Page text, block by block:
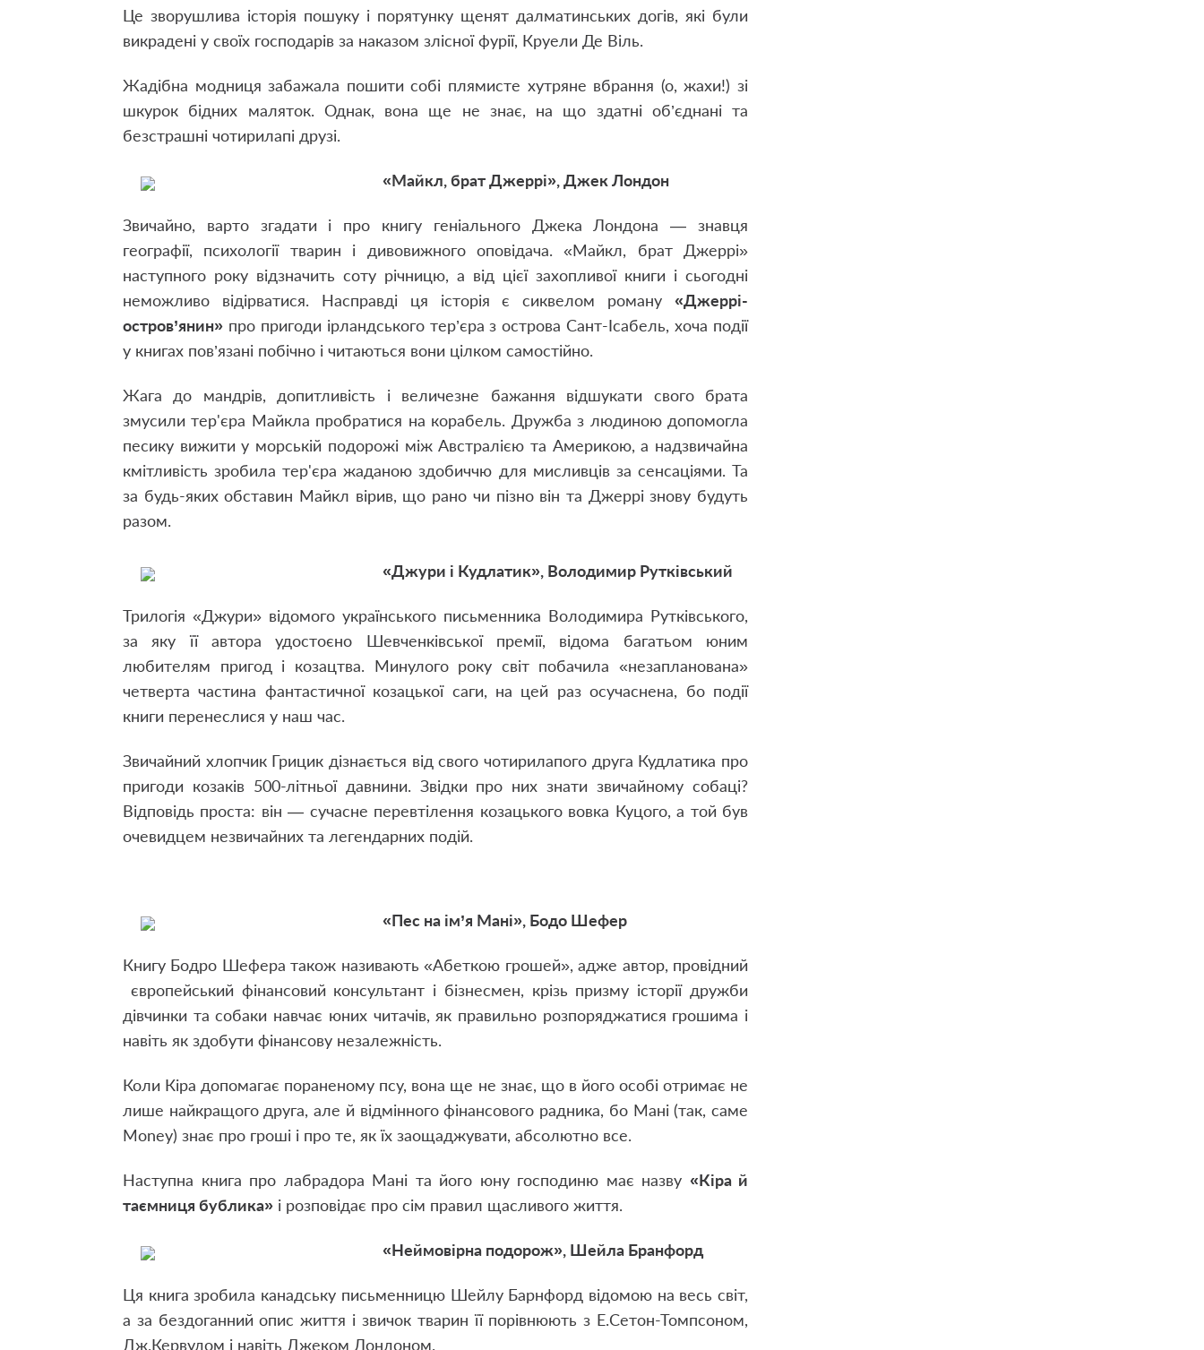
Це зворушлива історія пошуку і порятунку щенят далматинських догів, які були
викрадені у своїх господарів за наказом злісної фурії, Круели Де Віль.
Жадібна модниця забажала пошити собі плямисте хутряне вбрання (о, жахи!) зі
шкурок бідних маляток. Однак, вона ще не знає, на що здатні об’єднані та
безстрашні чотирилапі друзі.
«Майкл, брат Джеррі», Джек Лондон
Звичайно, варто згадати і про книгу геніального Джека Лондона — знавця
географії, психології тварин і дивовижного оповідача. «Майкл, брат Джеррі»
наступного року відзначить соту річницю, а від цієї захопливої книги і сьогодні
неможливо відірватися. Насправді ця історія є сиквелом роману «Джеррі-
остров’янин» про пригоди ірландського тер’єра з острова Сант-Ісабель, хоча події
у книгах пов’язані побічно і читаються вони цілком самостійно.
Жага до мандрів, допитливість і величезне бажання відшукати свого брата
змусили тер'єра Майкла пробратися на корабель. Дружба з людиною допомогла
песику вижити у морській подорожі між Австралією та Америкою, а надзвичайна
кмітливість зробила тер'єра жаданою здобиччю для мисливців за сенсаціями. Та
за будь-яких обставин Майкл вірив, що рано чи пізно він та Джеррі знову будуть
разом.
«Джури і Кудлатик», Володимир Рутківський
Трилогія «Джури» відомого українського письменника Володимира Рутківського,
за яку її автора удостоєно Шевченківської премії, відома багатьом юним
любителям пригод і козацтва. Минулого року світ побачила «незапланована»
четверта частина фантастичної козацької саги, на цей раз осучаснена, бо події
книги перенеслися у наш час.
Звичайний хлопчик Грицик дізнається від свого чотирилапого друга Кудлатика про
пригоди козаків 500-літньої давнини. Звідки про них знати звичайному собаці?
Відповідь проста: він — сучасне перевтілення козацького вовка Куцого, а той був
очевидцем незвичайних та легендарних подій.
«Пес на ім’я Мані», Бодо Шефер
Книгу Бодро Шефера також називають «Абеткою грошей», адже автор, провідний
європейський фінансовий консультант і бізнесмен, крізь призму історії дружби
дівчинки та собаки навчає юних читачів, як правильно розпоряджатися грошима і
навіть як здобути фінансову незалежність.
Коли Кіра допомагає пораненому псу, вона ще не знає, що в його особі отримає не
лише найкращого друга, але й відмінного фінансового радника, бо Мані (так, саме
Money) знає про гроші і про те, як їх заощаджувати, абсолютно все.
Наступна книга про лабрадора Мані та його юну господиню має назву «Кіра й
таємниця бублика» і розповідає про сім правил щасливого життя.
«Неймовірна подорож», Шейла Бранфорд
Ця книга зробила канадську письменницю Шейлу Барнфорд відомою на весь світ,
а за бездоганний опис життя і звичок тварин її порівнюють з Е.Сетон-Томпсоном,
Дж.Кервудом і навіть Джеком Лондоном.